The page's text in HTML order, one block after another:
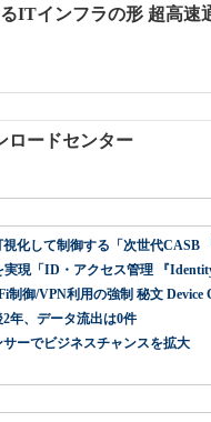
ロードセンター
化して制御する「次世代CASB
現「ID・アクセス管理 『
御/VPN利用の強制 秘文 Device
年、データ流出は0件
ーでビジネスチャンスを拡大